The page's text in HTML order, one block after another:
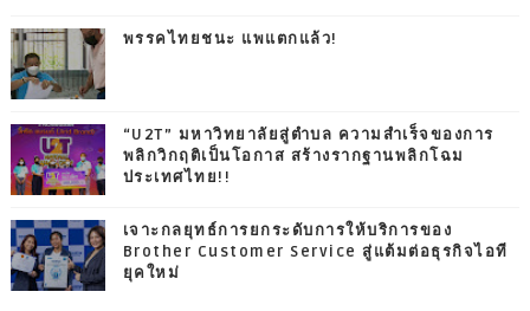
พรรคไทยชนะ แพแตกแล้ว!
“U2T” มหาวิทยาลัยสู่ตำบล ความสำเร็จของการ
พลิกวิกฤติเป็นโอกาส สร้างรากฐานพลิกโฉม
ประเทศไทย!!
เจาะกลยุทธ์การยกระดับการให้บริการของ
Brother Customer Service สู่แต้มต่อธุรกิจไอที
ยุคใหม่